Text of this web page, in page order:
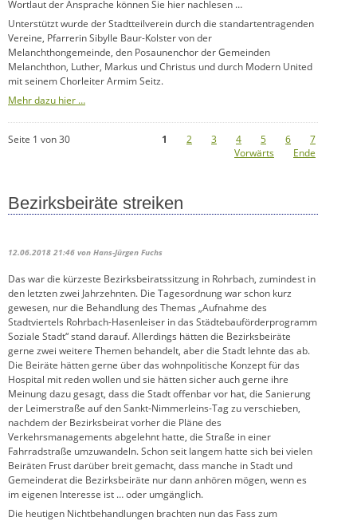
Wortlaut der Ansprache können Sie hier nachlesen …
Unterstützt wurde der Stadtteilverein durch die standartentragenden
Vereine, Pfarrerin Sibylle Baur-Kolster von der
Melanchthongemeinde, den Posaunenchor der Gemeinden
Melanchthon, Luther, Markus und Christus und durch Modern United
mit seinem Chorleiter Armim Seitz.
Mehr dazu hier …
Seite 1 von 30 1 2 3 4 5 6
7
Vorwärts
Ende
Bezirksbeiräte streiken
12.06.2018 21:46 von Hans-Jürgen Fuchs
Das war die kürzeste Bezirksbeiratssitzung in Rohrbach, zumindest in
den letzten zwei Jahrzehnten. Die Tagesordnung war schon kurz
gewesen, nur die Behandlung des Themas „Aufnahme des
Stadtviertels Rohrbach-Hasenleiser in das Städtebauförderprogramm
Soziale Stadt“ stand darauf. Allerdings hätten die Bezirksbeiräte
gerne zwei weitere Themen behandelt, aber die Stadt lehnte das ab.
Die Beiräte hätten gerne über das wohnpolitische Konzept für das
Hospital mit reden wollen und sie hätten sicher auch gerne ihre
Meinung dazu gesagt, dass die Stadt offenbar vor hat, die Sanierung
der Leimerstraße auf den Sankt-Nimmerleins-Tag zu verschieben,
nachdem der Bezirksbeirat vorher die Pläne des
Verkehrsmanagements abgelehnt hatte, die Straße in einer
Fahrradstraße umzuwandeln. Schon seit langem hatte sich bei vielen
Beiräten Frust darüber breit gemacht, dass manche in Stadt und
Gemeinderat die Bezirksbeiräte nur dann anhören mögen, wenn es
im eigenen Interesse ist … oder umgänglich.
Die heutigen Nichtbehandlungen brachten nun das Fass zum